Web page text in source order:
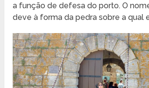
a função de defesa do porto. O
deve à forma da pedra sobre a qual